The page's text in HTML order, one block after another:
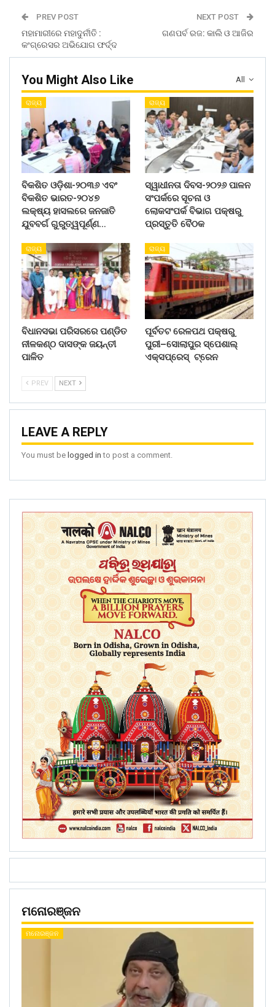
PREV POST
ମହାମାରୀରେ ମହାଦୁର୍ନୀତି :
କଂଗ୍ରେସର ଅଭିଯୋଗ ଫର୍ଦ୍ଦ
NEXT POST
ଗଣପର୍ବ ରଜ: କାଲି ଓ ଆଜିର
All
You Might Also Like
ରାଜ୍ୟ
ବିକଶିତ ଓଡ଼ିଶା-୨୦୩୬ ଏବଂ
ବିକଶିତ ଭାରତ-୨୦୪୭
ଲକ୍ଷ୍ୟ ହାସଲରେ ଜନଜାତି
ଯୁବବର୍ଗ ଗୁରୁତ୍ୱପୂର୍ଣ୍ଣ…
ରାଜ୍ୟ
ସ୍ୱାଧୀନତା ଦିବସ-୨୦୨୬ ପାଳନ
ସଂପର୍କରେ ସୂଚନା ଓ
ଲୋକସଂପର୍କ ବିଭାଗ ପକ୍ଷରୁ
ପ୍ରସ୍ତୁତି ବୈଠକ
ରାଜ୍ୟ
ବିଧାନସଭା ପରିସରରେ ପଣ୍ଡିତ
ନୀଳକଣ୍ଠ ଦାସଙ୍କ ଜୟନ୍ତୀ
ପାଳିତ
ରାଜ୍ୟ
ପୂର୍ବତଟ ରେଳପଥ ପକ୍ଷରୁ
ପୁରୀ–ସୋଲାପୁର ସ୍ପେଶାଲ୍
ଏକ୍ସପ୍ରେସ୍ ଟ୍ରେନ
PREV NEXT
LEAVE A REPLY
You must be logged in to post a comment.
ମନୋରଞ୍ଜନ
ମନୋରଞ୍ଜନ